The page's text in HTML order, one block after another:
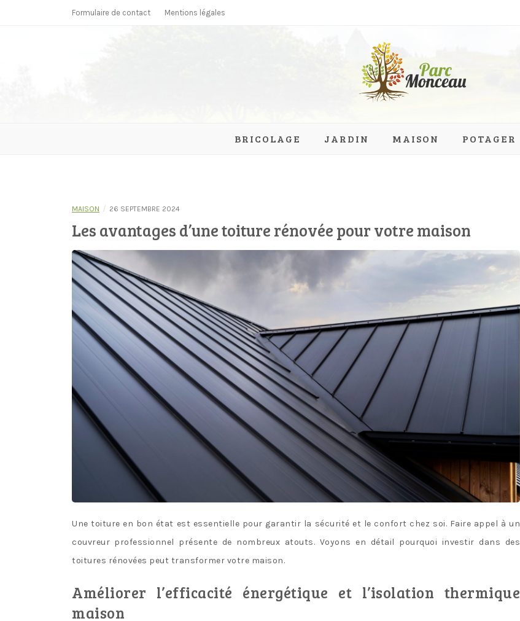
Formulaire de contact Mentions légales
parcmonceau.org
BRICOLAGE JARDIN MAISON POTAGER
MAISON / 26 SEPTEMBRE 2024
Les avantages d’une toiture rénovée pour votre maison
Une toiture en bon état est essentielle pour garantir la sécurité et le confort chez soi. Faire appel à un
couvreur professionnel présente de nombreux atouts. Voyons en détail pourquoi investir dans des
toitures rénovées peut transformer votre maison.
Améliorer l’efficacité énergétique et l’isolation thermique
maison